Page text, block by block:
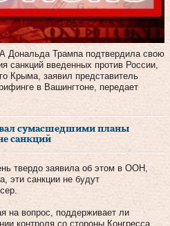
Дональда Трампа подтвердила свою
санкций введенных против России,
Крыма, заявил представитель
в Вашингтоне, передает
сумасшедшими планы
санкций
твердо заявила об этом в ООН,
эти санкции не будут
на вопрос, поддерживает ли
контроля со стороны Конгресса